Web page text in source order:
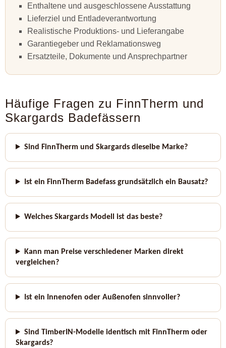
Enthaltene und ausgeschlossene Ausstattung
Lieferziel und Entladeverantwortung
Realistische Produktions- und Lieferangabe
Garantiegeber und Reklamationsweg
Ersatzteile, Dokumente und Ansprechpartner
Häufige Fragen zu FinnTherm und
Skargards Badefässern
Sind FinnTherm und Skargards dieselbe Marke?
Ist ein FinnTherm Badefass grundsätzlich ein Bausatz?
Welches Skargards Modell ist das beste?
Kann man Preise verschiedener Marken direkt
vergleichen?
Ist ein Innenofen oder Außenofen sinnvoller?
Sind TimberIN-Modelle identisch mit FinnTherm oder
Skargards?